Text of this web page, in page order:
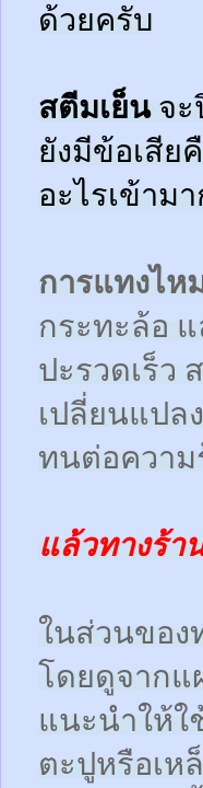
ด้วยครับ
สตีมเย็นจะ
ยังมีข้อเสีย
อะไรเข้าม
การแทงไห
กระทะล้อ
ปะรวดเร็ว
เปลี่ยนแปล
ทนต่อความ
แล้วทางร้า
ในส่วนของ
โดยดูจากแ
แนะนำให้ใ
ตะปูหรือเห